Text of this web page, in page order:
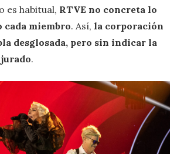
es habitual, RTVE no concreta lo
cada miembro. Así, la corporación
desglosada, pero sin indicar la
.